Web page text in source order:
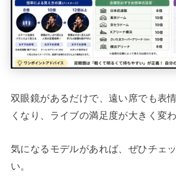
双眼鏡があるだけで、遠い席でも表
くなり、ライブの満足度が大きく変わ
気になるモデルがあれば、ぜひチェ
い。